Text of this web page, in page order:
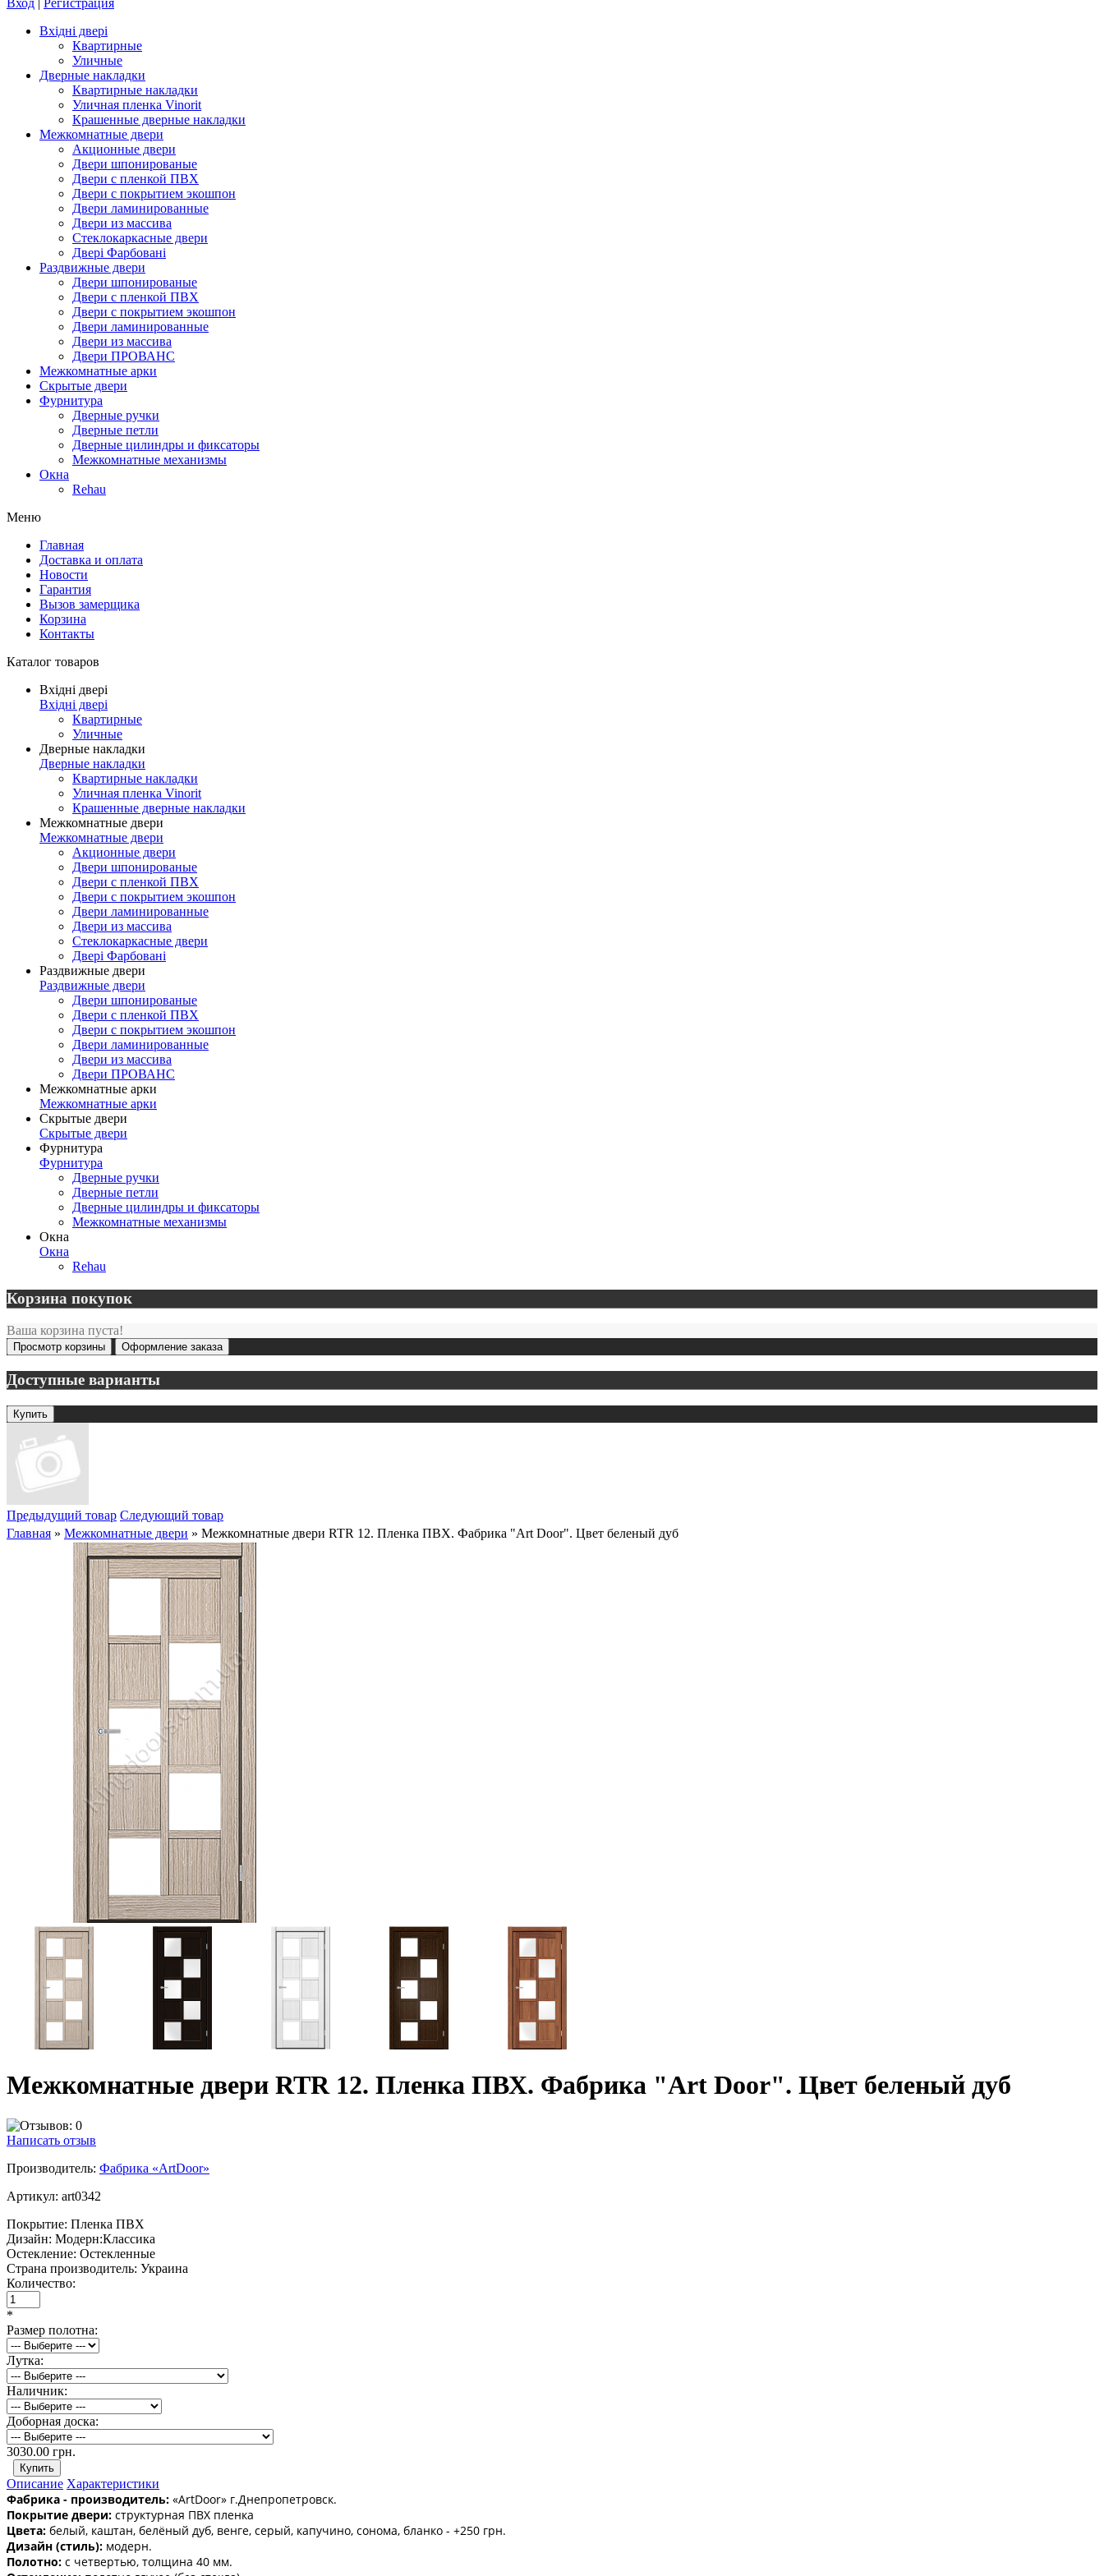
Вход
Регистрация
Вхідні двері
Квартирные
Уличные
Дверные накладки
Квартирные накладки
Уличная пленка Vinorit
Крашенные дверные накладки
Межкомнатные двери
Акционные двери
Двери шпонированые
Двери с пленкой ПВХ
Двери с покрытием экошпон
Двери ламинированные
Двери из массива
Стеклокаркасные двери
Двері Фарбовані
Раздвижные двери
Двери шпонированые
Двери с пленкой ПВХ
Двери с покрытием экошпон
Двери ламинированные
Двери из массива
Двери ПРОВАНС
Межкомнатные арки
Скрытые двери
Фурнитура
Дверные ручки
Дверные петли
Дверные цилиндры и фиксаторы
Межкомнатные механизмы
Окна
Rehau
Меню
Главная
Доставка и оплата
Новости
Гарантия
Вызов замерщика
Корзина
Контакты
Каталог товаров
Вхідні двері
Вхідні двері
Квартирные
Уличные
Дверные накладки
Дверные накладки
Квартирные накладки
Уличная пленка Vinorit
Крашенные дверные накладки
Межкомнатные двери
Межкомнатные двери
Акционные двери
Двери шпонированые
Двери с пленкой ПВХ
Двери с покрытием экошпон
Двери ламинированные
Двери из массива
Стеклокаркасные двери
Двері Фарбовані
Раздвижные двери
Раздвижные двери
Двери шпонированые
Двери с пленкой ПВХ
Двери с покрытием экошпон
Двери ламинированные
Двери из массива
Двери ПРОВАНС
Межкомнатные арки
Межкомнатные арки
Скрытые двери
Скрытые двери
Фурнитура
Фурнитура
Дверные ручки
Дверные петли
Дверные цилиндры и фиксаторы
Межкомнатные механизмы
Окна
Окна
Rehau
Корзина покупок
Ваша корзина пуста!
Просмотр корзины Оформление заказа
Доступные варианты
Предыдущий товар Следующий товар
Главная » Межкомнатные двери » Межкомнатные двери RTR 12. Пленка ПВХ. Фабрика "Art Door". Цвет беленый дуб
Межкомнатные двери RTR 12. Пленка ПВХ. Фабрика "Art Door". Цвет беленый дуб
Написать отзыв
Производитель: Фабрика «ArtDoor»
Артикул: art0342
Покрытие: Пленка ПВХ
Дизайн: Модерн:Классика
Остекление: Остекленные
Страна производитель: Украина
Количество:
*
Размер полотна:
Лутка:
Наличник:
Доборная доска:
3030.00 грн.
Описание Характеристики
Фабрика - производитель: «ArtDoor» г.Днепропетровск.
Покрытие двери: структурная ПВХ пленка
Цвета: белый, каштан, белёный дуб, венге, серый, капучино, сонома, бланко - +250 грн.
Дизайн (стиль): модерн.
Полотно: с четвертью, толщина 40 мм.